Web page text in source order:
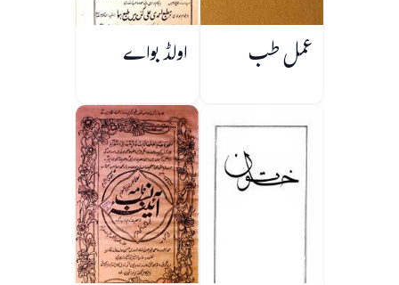
عمل طب اولڈ بواے